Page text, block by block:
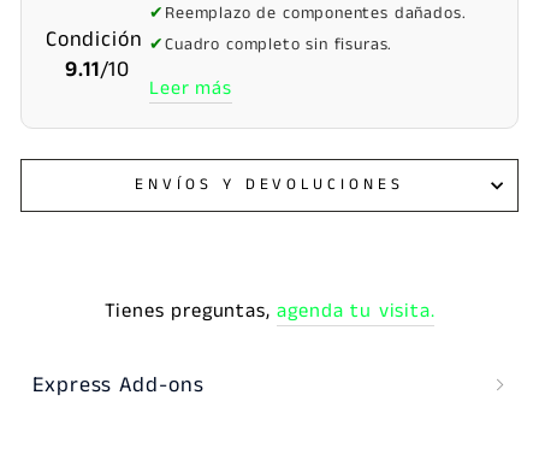
Condición
9.11/10
✔ Reemplazo de componentes dañados.
✔Cuadro completo sin fisuras.
Leer más
ENVÍOS Y DEVOLUCIONES
Tienes preguntas,agenda tu visita.
Express Add-ons